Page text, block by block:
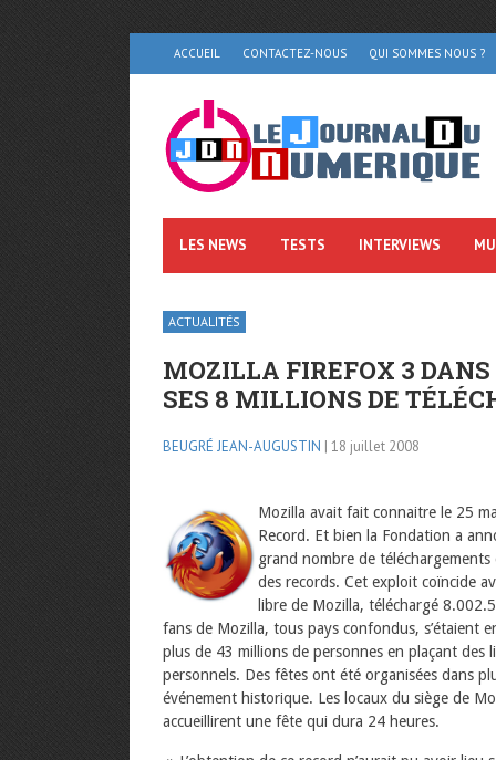
ACCUEIL CONTACTEZ-NOUS QUI SOMMES NOUS ?
LES NEWS TESTS INTERVIEWS
ACTUALITÉS
MOZILLA FIREFOX 3 DANS
SES 8 MILLIONS DE
BEUGRÉ JEAN-AUGUSTIN | 18 juillet 2008
Mozilla avait fait connaitre le 25
Record. Et bien la Fondation a
grand nombre de
des records. Cet exploit coïncide
libre de Mozilla, téléchargé
fans de Mozilla, tous pays confondus, s’étaient
plus de 43 millions de personnes en plaçant des
personnels. Des fêtes ont été organisées dans
événement historique. Les locaux du siège de
accueillirent une fête qui dura 24 heures.